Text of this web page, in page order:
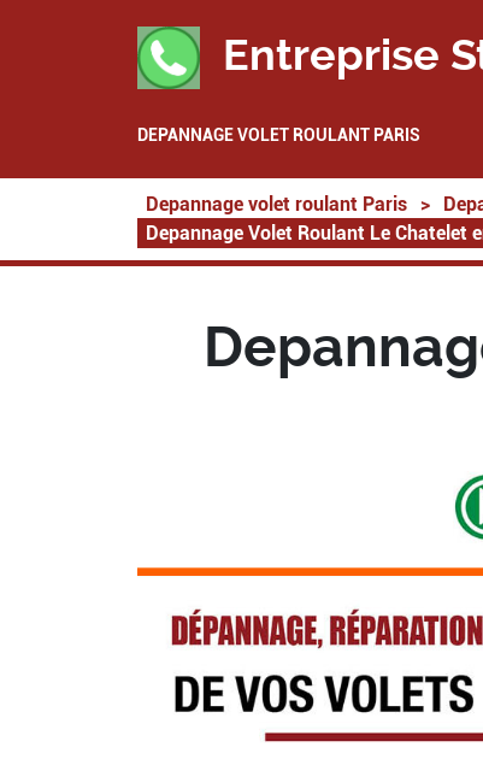
Entreprise
DEPANNAGE VOLET ROULANT PARIS
Depannage volet roulant Paris >
Depannage Volet Roulant Le Chatelet